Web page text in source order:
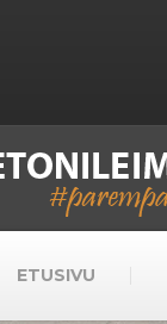
ETUSIVU